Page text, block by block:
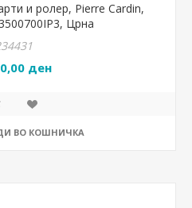
и ролер, Pierre Cardin,
Црна
ден
ВО КОШНИЧКА